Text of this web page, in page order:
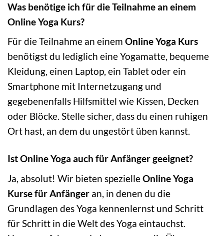
Was benötige ich für die Teilnahme an einem
Online Yoga Kurs?
Für die Teilnahme an einem Online Yoga Kurs
benötigst du lediglich eine Yogamatte, bequeme
Kleidung, einen Laptop, ein Tablet oder ein
Smartphone mit Internetzugang und
gegebenenfalls Hilfsmittel wie Kissen, Decken
oder Blöcke. Stelle sicher, dass du einen ruhigen
Ort hast, an dem du ungestört üben kannst.
Ist Online Yoga auch für Anfänger geeignet?
Ja, absolut! Wir bieten spezielleOnline Yoga
Kurse für Anfänger an, in denen du die
Grundlagen des Yoga kennenlernst und Schritt
für Schritt in die Welt des Yoga eintauchst.